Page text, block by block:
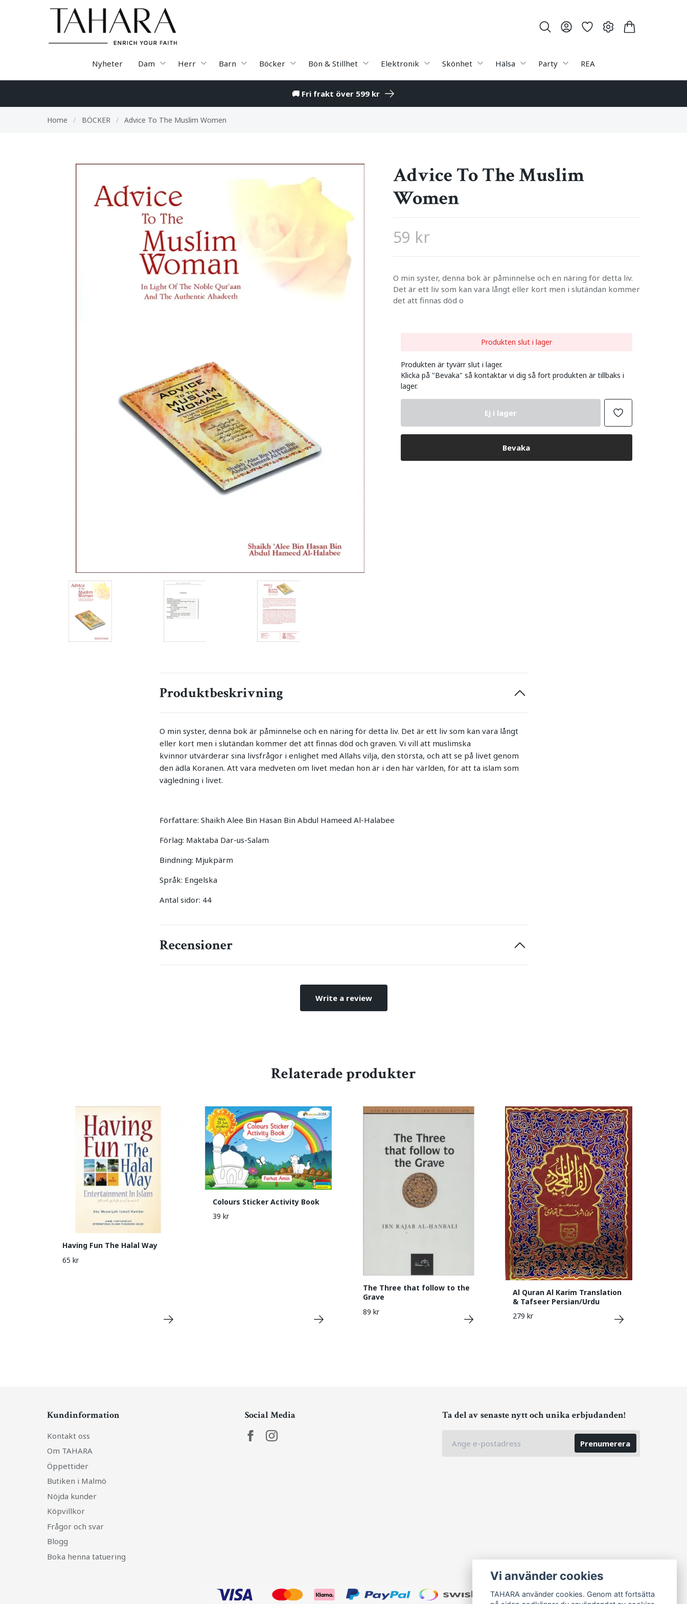
Nyheter Dam Herr Barn Böcker Bön & Stillhet Elektronik Skönhet Hälsa Party REA
🚚 Fri frakt över 599 kr
Home / BÖCKER / Advice To The Muslim Women
Advice To The Muslim
Women
59 kr
O min syster, denna bok är påminnelse och en näring för detta liv.
Det är ett liv som kan vara långt eller kort men i slutändan kommer
det att finnas död o
Produkten slut i lager
Produkten är tyvärr slut i lager.
Klicka på "Bevaka" så kontaktar vi dig så fort produkten är tillbaks i
lager.
Ej i lager
Bevaka
Produktbeskrivning
O min syster, denna bok är påminnelse och en näring för detta liv. Det är ett liv som kan vara långt
eller kort men i slutändan kommer det att finnas död och graven. Vi vill att muslimska
kvinnor utvärderar sina livsfrågor i enlighet med Allahs vilja, den största, och att se på livet genom
den ädla Koranen. Att vara medveten om livet medan hon är i den här världen, för att ta islam som
vägledning i livet.
Författare: Shaikh Alee Bin Hasan Bin Abdul Hameed Al-Halabee
Förlag: Maktaba Dar-us-Salam
Bindning: Mjukpärm
Språk: Engelska
Antal sidor: 44
Recensioner
Write a review
Relaterade produkter
Having Fun The Halal Way
65 kr
Colours Sticker Activity Book
39 kr
The Three that follow to the
Grave
89 kr
Al Quran Al Karim Translation
& Tafseer Persian/Urdu
279 kr
Kundinformation
Kontakt oss
Om TAHARA
Öppettider
Butiken i Malmö
Nöjda kunder
Köpvillkor
Frågor och svar
Blogg
Boka henna tatuering
Social Media Ta del av senaste nytt och unika erbjudanden!
Prenumerera
Vi använder cookies
TAHARA använder cookies. Genom att fortsätta